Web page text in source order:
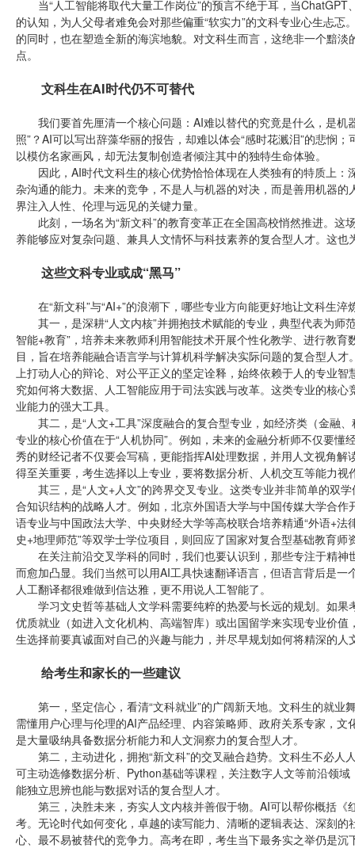
当“人工智能将取代大量工作岗位”的预言不绝于耳，当ChatGPT
的认知，为人父母者难免会对那些偏重“软实力”的文科专业心生忐
的同时，也在塑造全新的海滨地貌。对文科生而言，这绝非一个黯
点。
文科生在AI时代仍不可替代
我们要首先厘清一个核心问题：AI难以替代的究竟是什么，是机器
照”？AI可以写出辞藻华丽的报告，却难以体会“感时花溅泪”的悲悯
以模仿名家画风，却无法复制创造者倾注其中的独特生命体验。
因此，AI时代文科生的核心优势恰恰体现在人类独有的特质上：
杂沟通的能力。未来的竞争，不是人与机器的对决，而是善用机器
界注入人性、伦理与远见的关键力量。
此刻，一场名为“新文科”的教育变革正在全国高校悄然推进。这
养能够应对复杂问题、兼具人文情怀与科技素养的复合型人才。这
这些文科专业或成“黑马”
在“新文科”与“AI+”的浪潮下，哪些专业方向能更好地让文科生淬
其一，是深耕“人文内核”并拥抱技术赋能的专业，典型代表为师
智能+教育”，培养未来教师利用智能技术开展个性化教学、进行教
目，旨在培养能融合语言学与计算机科学解决实际问题的复合型人
上打动人心的辩论、对公平正义的坚定诠释，始终依赖于人的专业
究如何将大数据、人工智能应用于司法实践与改革。这类专业的核
业能力的强大工具。
其二，是“人文+工具”深度融合的复合型专业，如经济类（金融
专业的核心价值在于“人机协同”。例如，未来的金融分析师不仅要
秀的财经记者不仅要会写稿，更能指挥AI处理数据，并用人文视角
得至关重要，考生选择以上专业，要将数据分析、人机交互等能力视
其三，是“人文+人文”的跨界交叉专业。这类专业并非简单的双
合知识结构的战略人才。例如，北京外国语大学与中国传媒大学合
语专业与中国政法大学、中央财经大学等高校联合培养精通“外语+
史+地理师范”等双学士学位项目，则回应了国家对复合型基础教育师
在关注前沿交叉学科的同时，我们也要认识到，那些专注于精神
而愈加凸显。我们当然可以用AI工具快速翻译语言，但语言背后是
人工翻译都很难做到信达雅，更不用说人工智能了。
学习文史哲等基础人文学科需要纯粹的热爱与长远的规划。如果
优质就业（如进入文化机构、高端智库）或出国留学来实现专业价
生选择前要真诚面对自己的兴趣与能力，并尽早规划如何将精深的人
给考生和家长的一些建议
第一，坚定信心，看清“文科就业”的广阔新天地。文科生的就业
需懂用户心理与伦理的AI产品经理、内容策略师、政府关系专家，
是大量吸纳具备数据分析能力和人文洞察力的复合型人才。
第二，主动进化，拥抱“新文科”的交叉融合趋势。文科生不必人
可主动选修数据分析、Python基础等课程，关注数字人文等前沿领
能独立思辨也能与数据对话的复合型人才。
第三，决胜未来，夯实人文内核并善假于物。AI可以帮你概括《
考。无论时代如何变化，卓越的读写能力、清晰的逻辑表达、深刻
心、最不易被替代的竞争力。高考在即，考生当下最务实之举仍是